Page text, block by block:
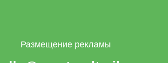
Размещение рекламы